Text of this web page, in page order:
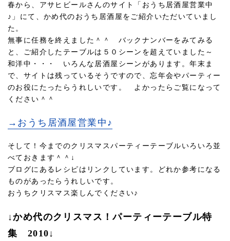
春から、アサヒビールさんのサイト「おうち居酒屋営業中
♪」にて、かめ代のおうち居酒屋をご紹介いただいていまし
た。
無事に任務を終えました＾＾ バックナンバーをみてみる
と、ご紹介したテーブルは５０シーンを超えていました～
和洋中・・・ いろんな居酒屋シーンがあります。年末ま
で、サイトは残っているそうですので、忘年会やパーティー
のお役にたったらうれしいです。 よかったらご覧になって
ください＾＾
→おうち居酒屋営業中♪
そして！今までのクリスマスパーティーテーブルいろいろ並
べておきます＾＾↓
ブログにあるレシピはリンクしています。どれか参考になる
ものがあったらうれしいです。
おうちクリスマス楽しんでください♪
↓かめ代のクリスマス！パーティーテーブル特
集 2010↓